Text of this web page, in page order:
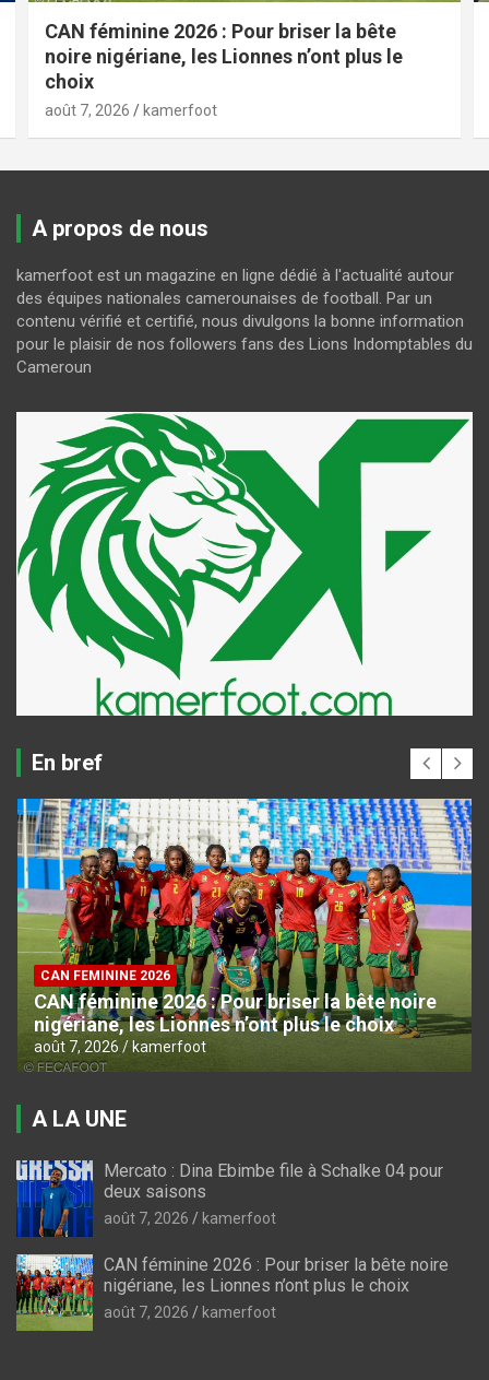
CAN féminine 2026 : Pour briser la bête
noire nigériane, les Lionnes n’ont plus le
choix
août 7, 2026 kamerfoot
A propos de nous
kamerfoot est un magazine en ligne dédié à l'actualité autour
des équipes nationales camerounaises de football. Par un
contenu vérifié et certifié, nous divulgons la bonne information
pour le plaisir de nos followers fans des Lions Indomptables du
Cameroun
En bref
CAN FEMININE 2026
CAN féminine 2026 : Pour briser la bête noire
nigériane, les Lionnes n’ont plus le choix
août 7, 2026 kamerfoot
A LA UNE
Mercato : Dina Ebimbe file à Schalke 04 pour
deux saisons
août 7, 2026 kamerfoot
CAN féminine 2026 : Pour briser la bête noire
nigériane, les Lionnes n’ont plus le choix
août 7, 2026 kamerfoot